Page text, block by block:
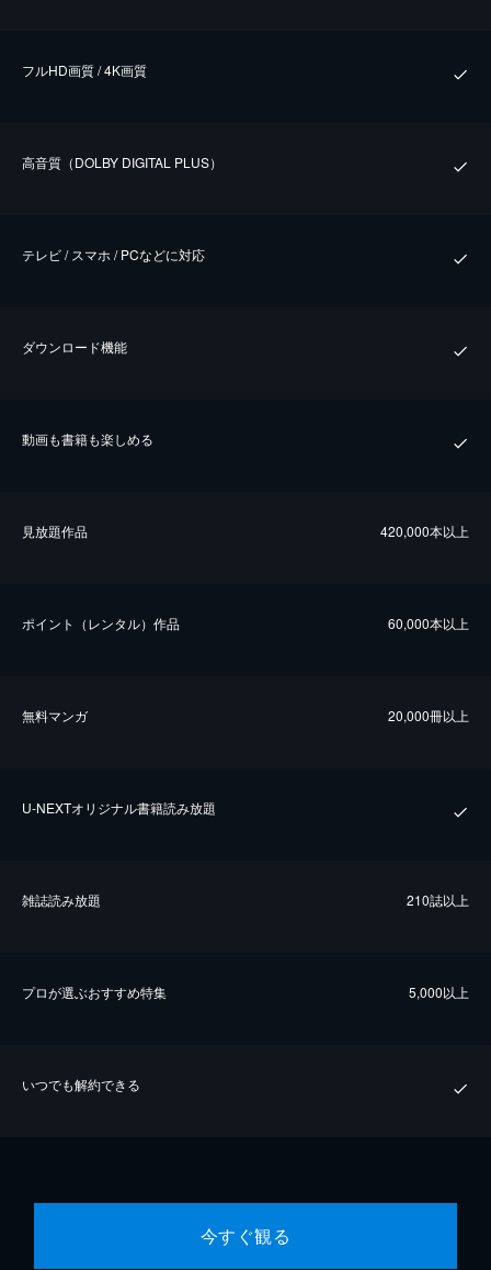
フルHD画質 / 4K画質
⾼⾳質（DOLBY DIGITAL PLUS）
テレビ / スマホ / PCなどに対応
ダウンロード機能
動画も書籍も楽しめる
⾒放題作品 420,000本以上
ポイント（レンタル）作品 60,000本以上
無料マンガ 20,000冊以上
U-NEXTオリジナル書籍読み放題
雑誌読み放題 210誌以上
プロが選ぶおすすめ特集 5,000以上
いつでも解約できる
今すぐ観る